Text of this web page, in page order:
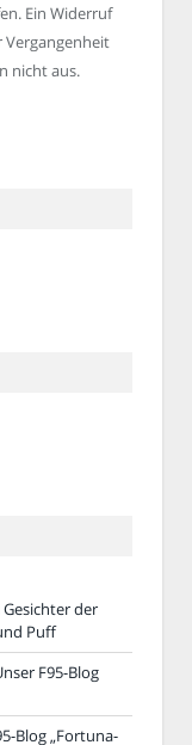
Ein Widerruf
Vergangenheit
nicht aus.
der
Puff
F95-Blog
Blog „Fortuna-